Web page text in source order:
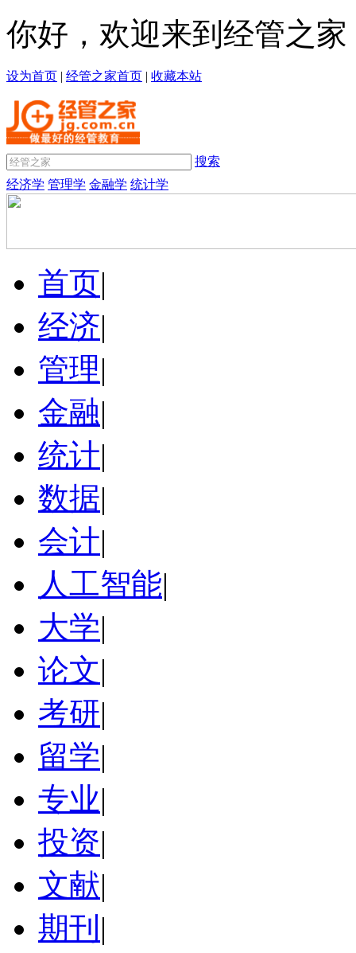
你好，欢迎来到经管之家
设为首页 | 经管之家首页 | 收藏本站
搜索
经济学 管理学 金融学 统计学
首页|
经济|
管理|
金融|
统计|
数据|
会计|
人工智能|
大学|
论文|
考研|
留学|
专业|
投资|
文献|
期刊 |